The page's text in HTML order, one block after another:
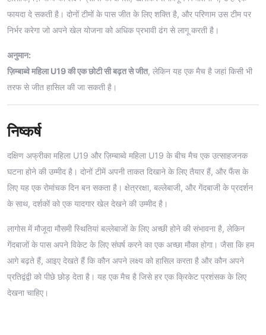
फायदा दे सकती है। दोनों टीमों के पास जीत के लिए शक्ति है, और परिणाम उस टीम पर
निर्भर करेगा जो अपने खेल योजना को अधिक प्रभावी ढंग से लागू करती है।
अनुमान:
ज़िम्बाब्वे महिला U19 की एक छोटी सी बढ़त से जीत, लेकिन यह एक मैच है जहां किसी भी
तरफ से जीत हासिल की जा सकती है।
निष्कर्ष
दक्षिण अफ्रीका महिला U19 और ज़िम्बाब्वे महिला U19 के बीच मैच एक उत्साहजनक
घटना होने की उम्मीद है। दोनों टीमें अपनी ताकत दिखाने के लिए तैयार हैं, और फैंस के
लिए यह एक रोमांचक दिन बन सकता है। क्षेत्ररक्षा, बल्लेबाजी, और गेंदबाजी के प्रदर्शन
के साथ, दर्शकों को एक यादगार खेल देखने की उम्मीद है।
लागोस में मौजूदा मौसमी स्थितियां बल्लेबाजों के लिए अच्छी होने की संभावना है, लेकिन
गेंदबाजों के पास अपने विकेट के लिए संघर्ष करने का एक अच्छा मौका होगा। जैसा कि हम
आगे बढ़ते हैं, आइए देखते हैं कि कौन अपने लक्ष्य को हासिल करता है और कौन अपने
प्रतिद्वंद्वी को पीछे छोड़ देता है। यह एक मैच है जिसे हर एक क्रिकेट प्रशंसक के लिए
देखना चाहिए।